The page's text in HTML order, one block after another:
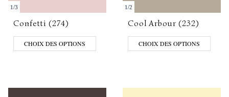
1/3
Confetti (274)
CHOIX DES OPTIONS
1/2
Cool Arbour (232)
CHOIX DES OPTIONS